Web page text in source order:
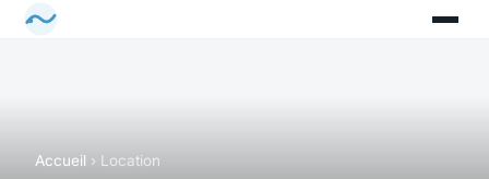
Accueil › Location